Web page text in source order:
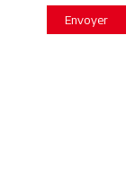
Envoyer